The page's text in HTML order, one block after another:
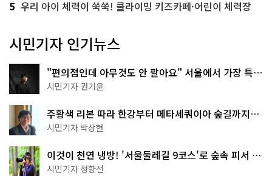
5 우리 아이 체력이 쑥쑥! 클라이밍 키즈카페·어린이 체력장
시민기자 인기뉴스
"편의점인데 아무것도 안 팔아요" 서울에서 가장 특별
한 편의점의 정체
시민기자 권기윤
주황색 리본 따라 한강부터 메타세쿼이아 숲길까지…
서울둘레길 15코스
시민기자 박상현
이것이 천연 냉방! '서울둘레길 9코스'로 숲속 피서 떠
나볼까
시민기자 정향선